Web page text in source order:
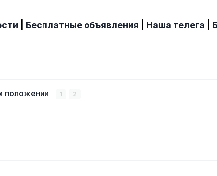
Бесплатные объявления Наша телега
положении 1 2